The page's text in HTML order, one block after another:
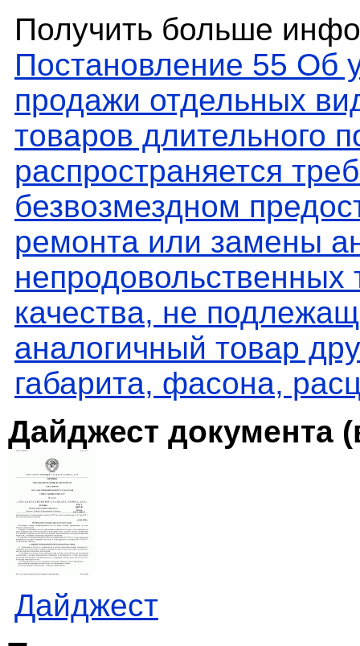
Получить больше
Постановление 55 Об
продажи отдельных
товаров длительного
распространяется
безвозмездном
ремонта или замены
качества, не
аналогичный товар
габарита, фасона,
Дайджест документа
Дайджест